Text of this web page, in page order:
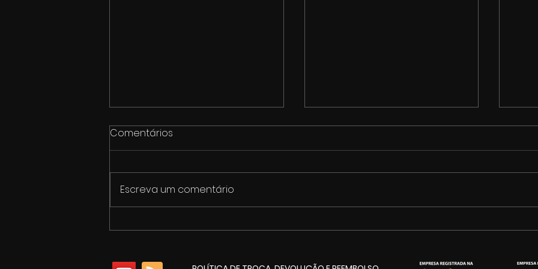
1º Fórum de Cultura e
Itaúna
Cinemarketing anuncia
culturais para o aniversário
Comentários
Escreva um comentário